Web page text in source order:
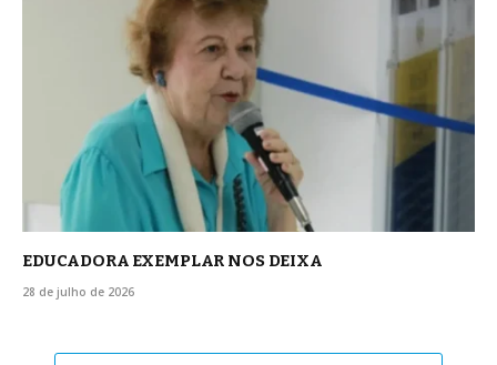
EDUCADORA EXEMPLAR NOS DEIXA
28 de julho de 2026